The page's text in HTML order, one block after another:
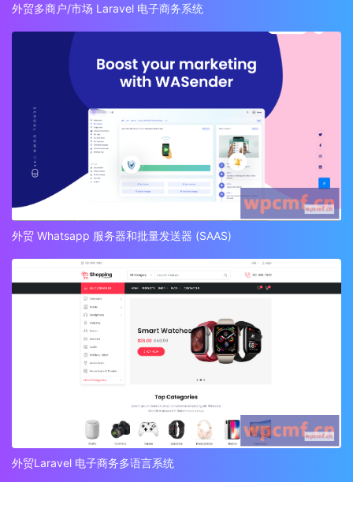
外贸多商户/市场 Laravel 电子商务系统
外贸 Whatsapp 服务器和批量发送器 (SAAS)
外贸Laravel 电子商务多语言系统